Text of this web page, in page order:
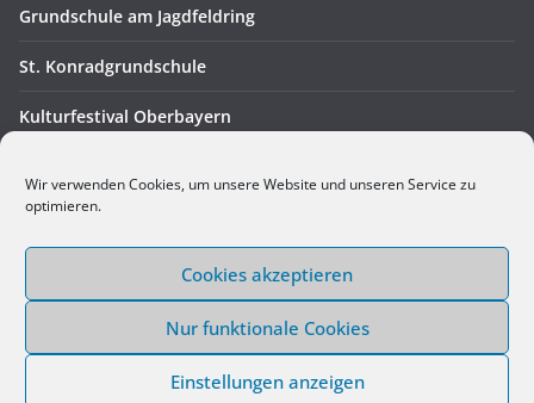
Wir verwenden Cookies, um unsere Website und unseren Service zu
optimieren.
Cookies akzeptieren
Nur funktionale Cookies
Einstellungen anzeigen
Grundschule am Jagdfeldring
St. Konradgrundschule
Kulturfestival Oberbayern
hand in hand in haar e.V.